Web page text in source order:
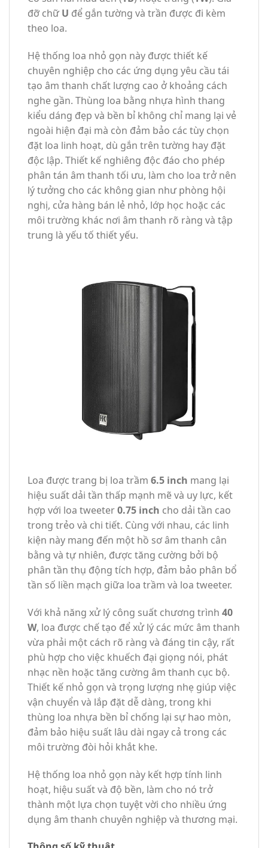
đỡ chữU để gắn tường và trần được đi kèm
theo loa.
Hệ thống loa nhỏ gọn này được thiết kế
chuyên nghiệp cho các ứng dụng yêu cầu tái
tạo âm thanh chất lượng cao ở khoảng cách
nghe gần. Thùng loa bằng nhựa hình thang
kiểu dáng đẹp và bền bỉ không chỉ mang lại vẻ
ngoài hiện đại mà còn đảm bảo các tùy chọn
đặt loa linh hoạt, dù gắn trên tường hay đặt
độc lập. Thiết kế nghiêng độc đáo cho phép
phân tán âm thanh tối ưu, làm cho loa trở nên
lý tưởng cho các không gian như phòng hội
nghị, cửa hàng bán lẻ nhỏ, lớp học hoặc các
môi trường khác nơi âm thanh rõ ràng và tập
trung là yếu tố thiết yếu.
Loa được trang bị loa trầm 6.5 inch mang lại
hiệu suất dải tần thấp mạnh mẽ và uy lực, kết
hợp với loa tweeter0.75 inch cho dải tần cao
trong trẻo và chi tiết. Cùng với nhau, các linh
kiện này mang đến một hồ sơ âm thanh cân
bằng và tự nhiên, được tăng cường bởi bộ
phân tần thụ động tích hợp, đảm bảo phân bổ
tần số liền mạch giữa loa trầm và loa tweeter.
Với khả năng xử lý công suất chương trình 40
W, loa được chế tạo để xử lý các mức âm thanh
vừa phải một cách rõ ràng và đáng tin cậy, rất
phù hợp cho việc khuếch đại giọng nói, phát
nhạc nền hoặc tăng cường âm thanh cục bộ.
Thiết kế nhỏ gọn và trọng lượng nhẹ giúp việc
vận chuyển và lắp đặt dễ dàng, trong khi
thùng loa nhựa bền bỉ chống lại sự hao mòn,
đảm bảo hiệu suất lâu dài ngay cả trong các
môi trường đòi hỏi khắt khe.
Hệ thống loa nhỏ gọn này kết hợp tính linh
hoạt, hiệu suất và độ bền, làm cho nó trở
thành một lựa chọn tuyệt vời cho nhiều ứng
dụng âm thanh chuyên nghiệp và thương mại.